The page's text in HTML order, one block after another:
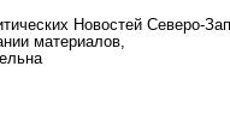
Новостей Северо-
материалов,